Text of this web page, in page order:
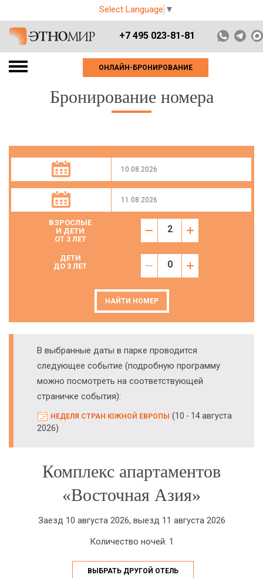
Select Language ▼
+7 495 023-81-81
ОНЛАЙН-БРОНИРОВАНИЕ
Бронирование номера
ВЗРОСЛЫЕ
И ДЕТИ
ОТ 3 ЛЕТ
ДЕТИ
ДО 3 ЛЕТ
НАЙТИ НОМЕР
В выбранные даты в парке проводится
следующее событие (подробную программу
можно посмотреть на соответствующей
страничке события):
НЕДЕЛЯ СТРАН ЮЖНОЙ ЕВРОПЫ (10 - 14 августа
2026)
Комплекс апартаментов
«Восточная Азия»
Заезд 10 августа 2026, выезд 11 августа 2026
Количество ночей: 1
ВЫБРАТЬ ДРУГОЙ ОТЕЛЬ